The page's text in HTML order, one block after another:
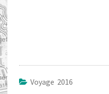
Voyage 2016